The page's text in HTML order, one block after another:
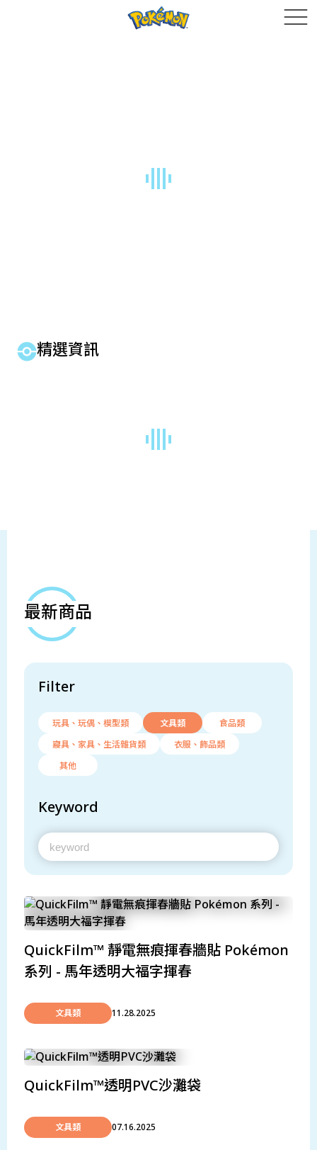
精選資訊
最新商品
Filter
玩具、玩偶、模型類 文具類
食品類
寢具、家具、生活雜貨類
衣服、飾品類
其他
Keyword
QuickFilm™ 靜電無痕揮春牆貼 Pokémon
系列 - 馬年透明大福字揮春
文具類 11.28.2025
QuickFilm™透明PVC沙灘袋
文具類 07.16.2025